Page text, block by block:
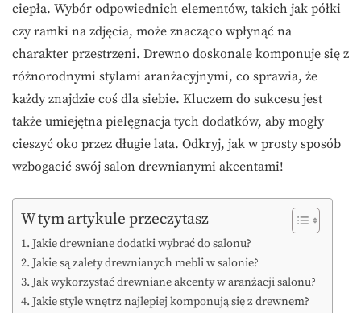
ciepła. Wybór odpowiednich elementów, takich jak półki
czy ramki na zdjęcia, może znacząco wpłynąć na
charakter przestrzeni. Drewno doskonale komponuje się z
różnorodnymi stylami aranżacyjnymi, co sprawia, że
każdy znajdzie coś dla siebie. Kluczem do sukcesu jest
także umiejętna pielęgnacja tych dodatków, aby mogły
cieszyć oko przez długie lata. Odkryj, jak w prosty sposób
wzbogacić swój salon drewnianymi akcentami!
W tym artykule przeczytasz
Jakie drewniane dodatki wybrać do salonu?
Jakie są zalety drewnianych mebli w salonie?
Jak wykorzystać drewniane akcenty w aranżacji salonu?
Jakie style wnętrz najlepiej komponują się z drewnem?